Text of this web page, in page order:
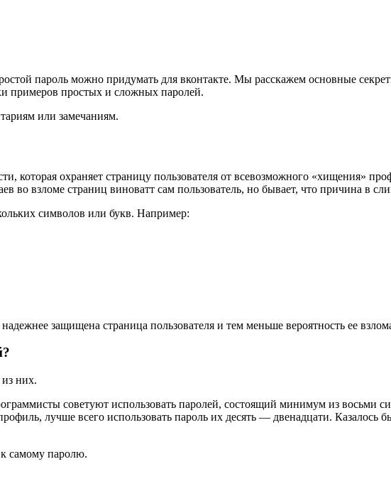
пароль можно придумать для вконтакте. Мы расскажем основные
примеров простых и сложных паролей.
или замечаниям.
которая охраняет страницу пользователя от всевозможного «хищения»
во взломе страниц виноватт сам пользователь, но бывает, что причина в
символов или букв. Например:
защищена страница пользователя и тем меньше вероятность ее
них.
советуют использовать паролей, состоящий минимум из восьми
лучше всего использовать пароль их десять — двенадцати. Казалось
самому паролю.